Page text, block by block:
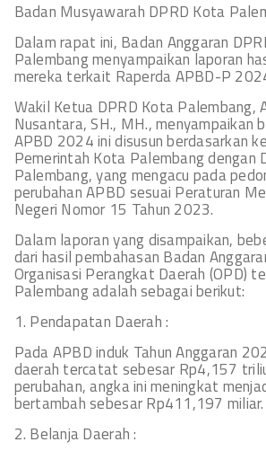
Badan Musyawarah DPRD Kota
Dalam rapat ini, Badan Anggaran
Palembang menyampaikan laporan
mereka terkait Raperda APBD-P
Wakil Ketua DPRD Kota Palembang,
Nusantara, SH., MH., menyampaikan
APBD 2024 ini disusun berdasarkan
Pemerintah Kota Palembang dengan
Palembang, yang mengacu pada
perubahan APBD sesuai Peraturan
Negeri Nomor 15 Tahun 2023.
Dalam laporan yang disampaikan,
dari hasil pembahasan Badan
Organisasi Perangkat Daerah (OPD)
Palembang adalah sebagai berikut:
1. Pendapatan Daerah :
Pada APBD induk Tahun Anggaran
daerah tercatat sebesar Rp4,157
perubahan, angka ini meningkat
bertambah sebesar Rp411,197 miliar.
2. Belanja Daerah :